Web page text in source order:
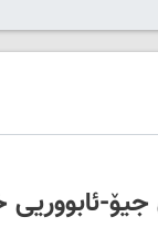
ئابووریی